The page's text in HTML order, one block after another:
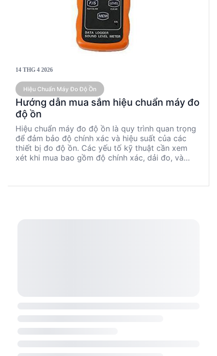
14 THG 4 2026
Hiệu Chuẩn Máy Đo Độ Ồn
Hướng dẫn mua sắm hiệu chuẩn máy đo
độ ồn
Hiệu chuẩn máy đo độ ồn là quy trình quan trọng
để đảm bảo độ chính xác và hiệu suất của các
thiết bị đo độ ồn. Các yếu tố kỹ thuật cần xem
xét khi mua bao gồm độ chính xác, dải đo, và
trường sử dụng. Các nhà sản xuất nổi tiếng như